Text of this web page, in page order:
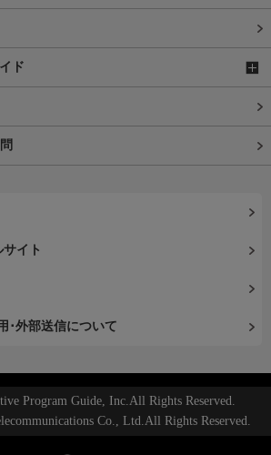
ド
イト
･外部送信について
Program Guide, Inc.All Rights Reserved.
Co., Ltd.All Rights Reserved.